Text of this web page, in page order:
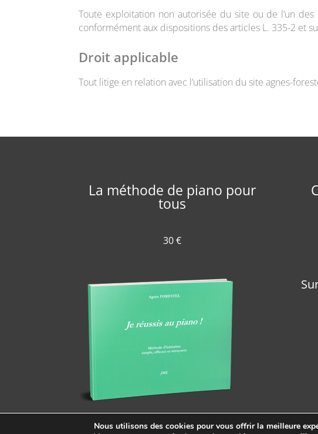
Toute exploitation non autorisée du site ou de l’un
conformément aux dispositions des articles L. 335-2 et
Droit applicable
Tout litige en relation avec l’utilisation du site agnes-
La méthode de piano pour
tous
30 €
Nous utilisons des cookies pour vous offrir la meilleure